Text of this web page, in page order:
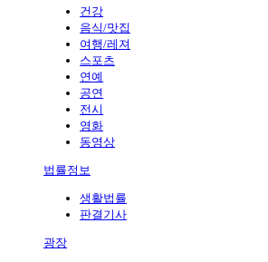
건강
음식/맛집
여행/레져
스포츠
연예
공연
전시
영화
동영상
법률정보
생활법률
판결기사
광장